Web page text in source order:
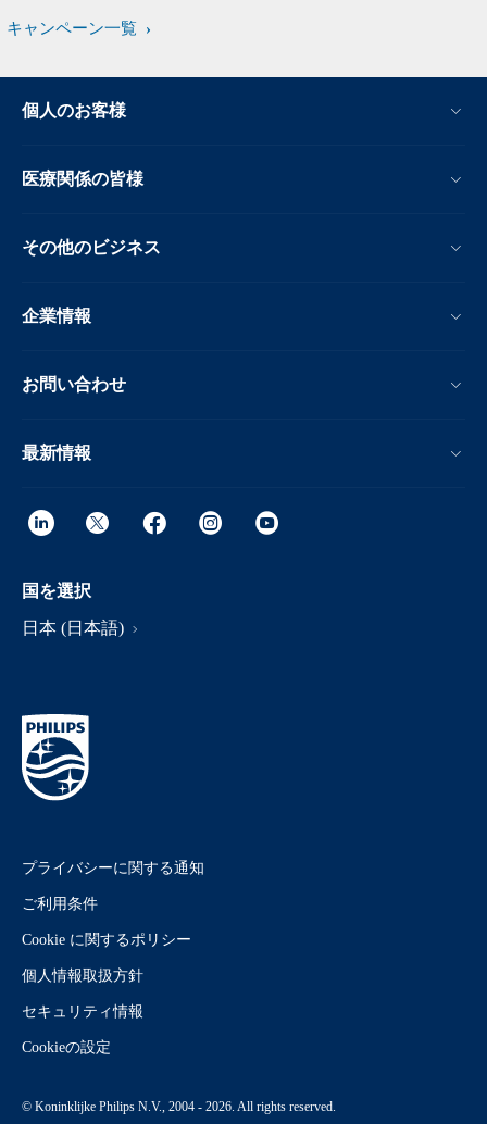
キャンペーン一覧
個人のお客様
医療関係の皆様
その他のビジネス
企業情報
お問い合わせ
最新情報
国を選択
日本 (日本語)
プライバシーに関する通知
ご利用条件
Cookie に関するポリシー
個人情報取扱方針
セキュリティ情報
Cookieの設定
© Koninklijke Philips N.V., 2004 - 2026. All rights reserved.